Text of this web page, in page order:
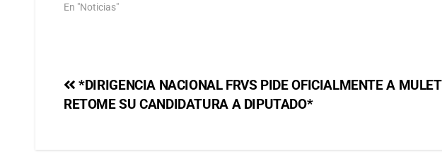
En "Noticias"
*DIRIGENCIA NACIONAL FRVS PIDE OFICIALMENTE A
RETOME SU CANDIDATURA A DIPUTADO*